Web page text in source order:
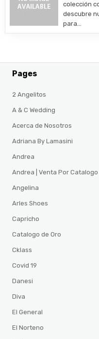
colección
descubre
para…
Pages
2 Angelitos
A & C Wedding
Acerca de Nosotros
Adriana By Lamasini
Andrea
Andrea | Venta Por Catalogo
Angelina
Arles Shoes
Capricho
Catalogo de Oro
Cklass
Covid 19
Danesi
Diva
El General
El Norteno